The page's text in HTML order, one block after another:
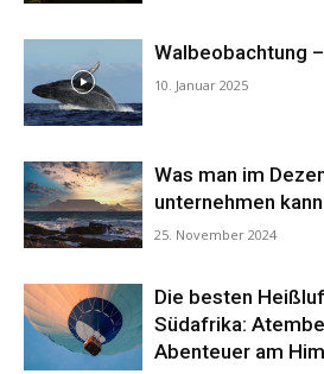
Walbeobachtung
10. Januar 2025
Was man im
unternehmen kann
25. November 2024
Die besten
Südafrika:
Abenteuer am